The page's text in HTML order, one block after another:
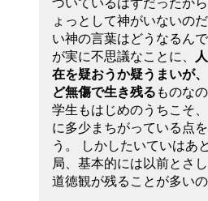
ょっとして神がいないの
い神の言葉はどうなるん
が実に不思議なことに、
在を疑おうか疑うまいが
ど無傷で生き残るものな
学生もはじめのうちこそ
に多少まちがっている点
う。 しかしたいていはあ
局、基本的には以前とさ
道徳観が残ることが多いの